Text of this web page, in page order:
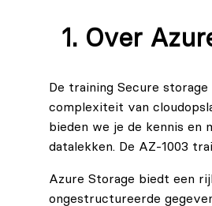
Over
De training Secure
complexiteit van
bieden we je de kennis en
datalekken. De AZ-1003
Azure Storage biedt een
ongestructureerde